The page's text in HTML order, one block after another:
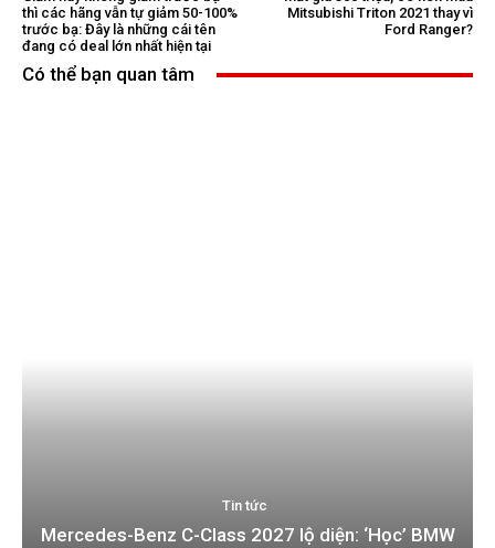
thì các hãng vẫn tự giảm 50-100%
trước bạ: Đây là những cái tên
đang có deal lớn nhất hiện tại
Mitsubishi Triton 2021 thay vì
Ford Ranger?
Có thể bạn quan tâm
Tin tức
Mercedes-Benz C-Class 2027 lộ diện: ‘Học’ BMW